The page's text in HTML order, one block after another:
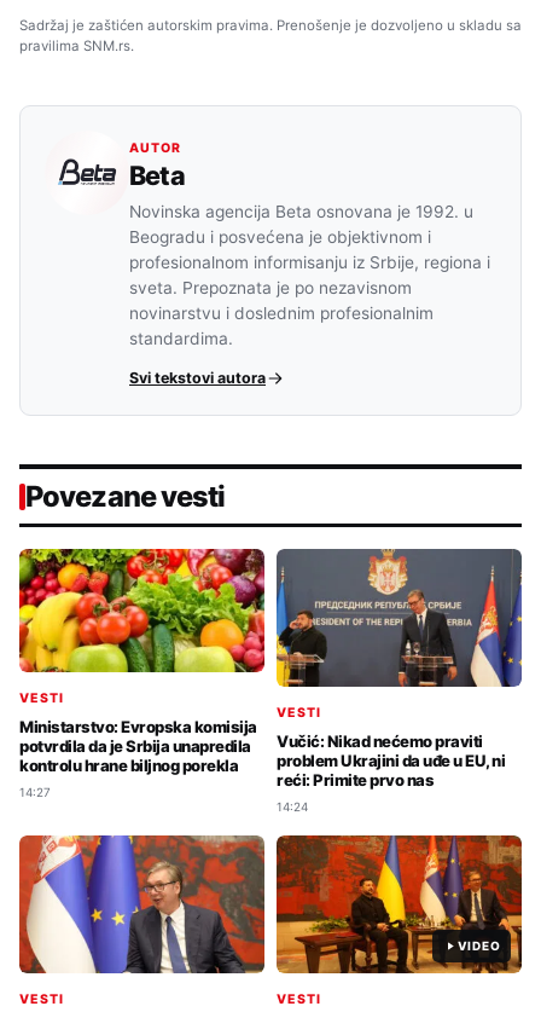
Sadržaj je zaštićen autorskim pravima. Prenošenje je dozvoljeno u skladu sa
pravilima SNM.rs.
AUTOR
Beta
Novinska agencija Beta osnovana je 1992. u
Beogradu i posvećena je objektivnom i
profesionalnom informisanju iz Srbije, regiona i
sveta. Prepoznata je po nezavisnom
novinarstvu i doslednim profesionalnim
standardima.
Svi tekstovi autora
Povezane vesti
VESTI
Ministarstvo: Evropska komisija
potvrdila da je Srbija unapredila
kontrolu hrane biljnog porekla
14:27
VESTI
Vučić: Nikad nećemo praviti
problem Ukrajini da uđe u EU, ni
reći: Primite prvo nas
14:24
VESTI
VIDEO
VESTI